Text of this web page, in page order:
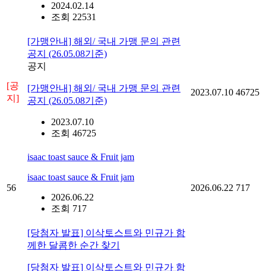
2024.02.14
조회 22531
[공
지]
[가맹안내] 해외/ 국내 가맹 문의 관련
공지 (26.05.08기준)
공지
[가맹안내] 해외/ 국내 가맹 문의 관련
공지 (26.05.08기준)
2023.07.10
조회 46725
2023.07.10 46725
56
isaac toast sauce & Fruit jam
isaac toast sauce & Fruit jam
2026.06.22
조회 717
2026.06.22 717
[당첨자 발표] 이삭토스트와 민규가 함
께한 달콤한 순간 찾기
[당첨자 발표] 이삭토스트와 민규가 함